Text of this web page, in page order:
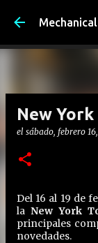
New York
el sábado, febrero
Del 16 al 19 de
laNew York
principales
novedades.